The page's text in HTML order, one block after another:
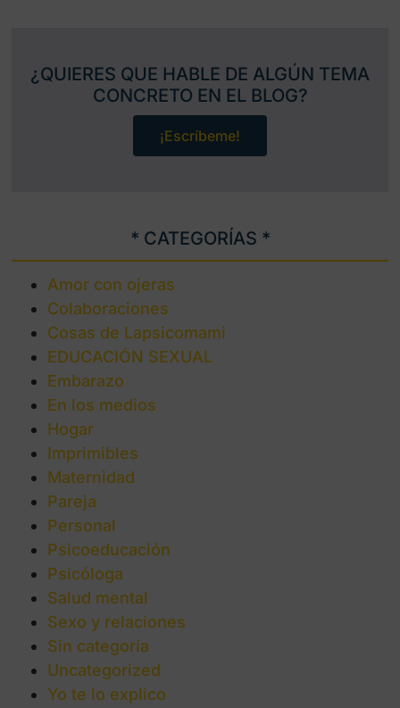
¿QUIERES QUE HABLE DE ALGÚN TEMA
CONCRETO EN EL BLOG?
¡Escríbeme!
* CATEGORÍAS *
Amor con ojeras
Colaboraciones
Cosas de Lapsicomami
EDUCACIÓN SEXUAL
Embarazo
En los medios
Hogar
Imprimibles
Maternidad
Pareja
Personal
Psicoeducación
Psicóloga
Salud mental
Sexo y relaciones
Sin categoría
Uncategorized
Yo te lo explico